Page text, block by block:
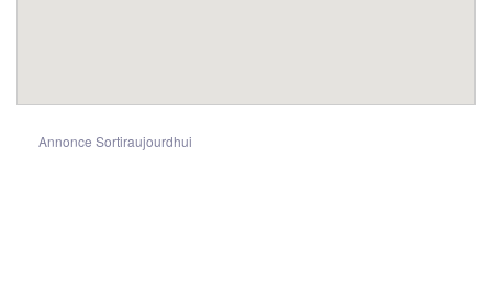
Annonce Sortiraujourdhui